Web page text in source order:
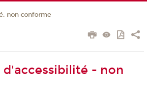
non conforme
d'accessibilité - non